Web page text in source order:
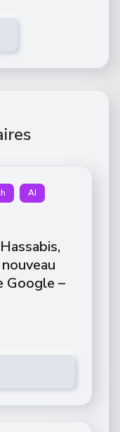
AI
Google –